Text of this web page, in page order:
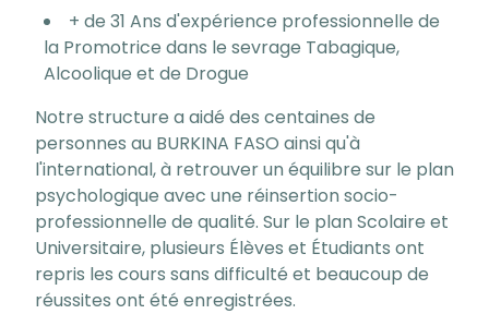
+ de 31 Ans d'expérience professionnelle de
la Promotrice dans le sevrage Tabagique,
Alcoolique et de Drogue
Notre structure a aidé des centaines de
personnes au BURKINA FASO ainsi qu'à
l'international, à retrouver un équilibre sur le plan
psychologique avec une réinsertion socio-
professionnelle de qualité. Sur le plan Scolaire et
Universitaire, plusieurs Élèves et Étudiants ont
repris les cours sans difficulté et beaucoup de
réussites ont été enregistrées.